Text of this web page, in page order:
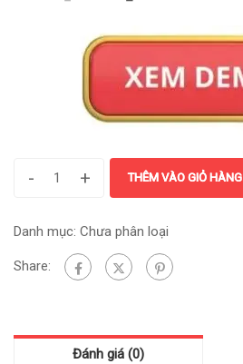
- + THÊM VÀO GIỎ HÀNG
Danh mục: Chưa phân loại
Share:
Đánh giá (0)